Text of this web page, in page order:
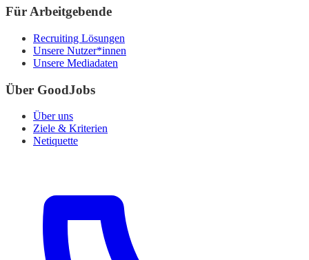
Für Arbeitgebende
Recruiting Lösungen
Unsere Nutzer*innen
Unsere Mediadaten
Über GoodJobs
Über uns
Ziele & Kriterien
Netiquette